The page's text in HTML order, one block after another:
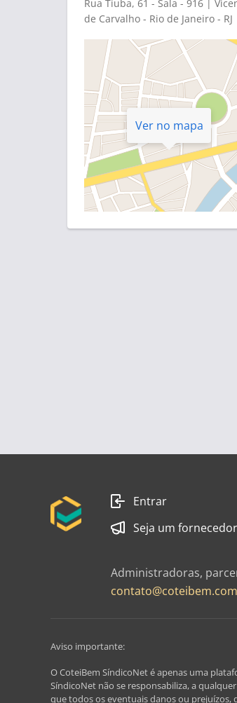
Rua Tiuba, 61 - Sala - 916 |
de Carvalho - Rio de Janeiro - RJ
Ver no mapa
Entrar
Seja um fornecedor
Administradoras,
Aviso importante:
O CoteiBem SíndicoNet é apenas uma
SíndicoNet não se responsabiliza, a
que todos os eventuais danos ou prejuízos,